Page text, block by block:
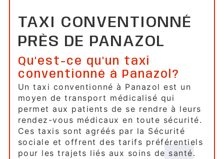
TAXI CONVENTIONNÉ
PRÈS DE PANAZOL
Qu'est-ce qu'un taxi
conventionné à Panazol?
Un taxi conventionné à Panazol est un
moyen de transport médicalisé qui
permet aux patients de se rendre à leurs
rendez-vous médicaux en toute sécurité.
Ces taxis sont agréés par la Sécurité
sociale et offrent des tarifs préférentiels
pour les trajets liés aux soins de santé.